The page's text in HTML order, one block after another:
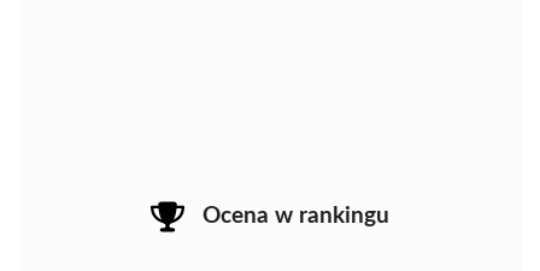
Ocena w rankingu